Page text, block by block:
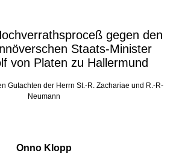
gegen den
Staats-Minister
von Platen zu Hallermund
Gutachten der Herrn St.-R. Zachariae und R.-R-
Neumann
Onno Klopp